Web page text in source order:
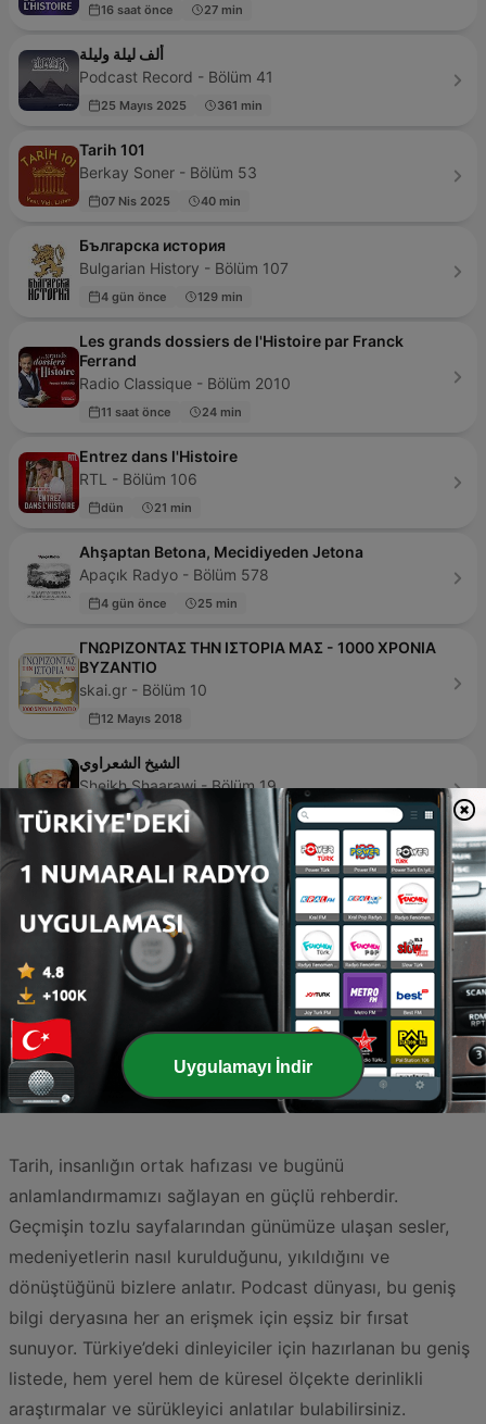
16 saat önce 27 min
ألف ليلة وليلة
Podcast Record - Bölüm 41
25 Mayıs 2025 361 min
Tarih 101
Berkay Soner - Bölüm 53
07 Nis 2025 40 min
Българска история
Bulgarian History - Bölüm 107
4 gün önce 129 min
Les grands dossiers de l'Histoire par Franck
Ferrand
Radio Classique - Bölüm 2010
11 saat önce 24 min
Entrez dans l'Histoire
RTL - Bölüm 106
dün 21 min
Ahşaptan Betona, Mecidiyeden Jetona
Apaçık Radyo - Bölüm 578
4 gün önce 25 min
ΓΝΩΡΙΖΟΝΤΑΣ ΤΗΝ ΙΣΤΟΡΙΑ ΜΑΣ - 1000 ΧΡΟΝΙΑ
ΒΥΖΑΝΤΙΟ
skai.gr - Bölüm 10
12 Mayıs 2018
الشيخ الشعراوي
Sheikh Shaarawi - Bölüm 19
07 Mar 2026
Ιστορία μιας πόλης
LIFO PODCASTS - Bölüm 192
1 hafta önce
>>
Tarih, insanlığın ortak hafızası ve bugünü
anlamlandırmamızı sağlayan en güçlü rehberdir.
Geçmişin tozlu sayfalarından günümüze ulaşan sesler,
medeniyetlerin nasıl kurulduğunu, yıkıldığını ve
dönüştüğünü bizlere anlatır. Podcast dünyası, bu geniş
bilgi deryasına her an erişmek için eşsiz bir fırsat
sunuyor. Türkiye’deki dinleyiciler için hazırlanan bu geniş
listede, hem yerel hem de küresel ölçekte derinlikli
araştırmalar ve sürükleyici anlatılar bulabilirsiniz.
Uygulamayı İndir